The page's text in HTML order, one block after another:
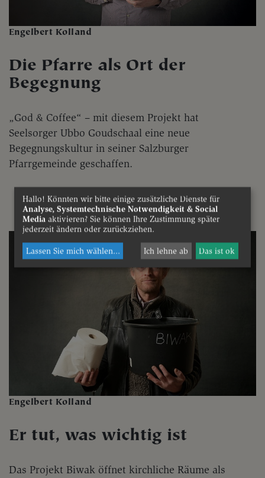
Engelbert Kolland
Die Pfarre als Ort der
Begegnung
„God & Coffee“ – mit diesem Projekt hat
Seelsorger Ubbo Goudschaal eine neue
Begegnungskultur in seiner Salzburger
Pfarrgemeinde geschaffen.
Engelbert Kolland
Er tut, was wichtig ist
Das Projekt Biwak öffnet kirchliche Räume als
Hallo! Könnten wir bitte einige zusätzliche Dienste für
Analyse, Systemtechnische Notwendigkeit & Social
Media aktivieren? Sie können Ihre Zustimmung später
jederzeit ändern oder zurückziehen.
Lassen Sie mich wählen... Ich lehne ab Das ist ok